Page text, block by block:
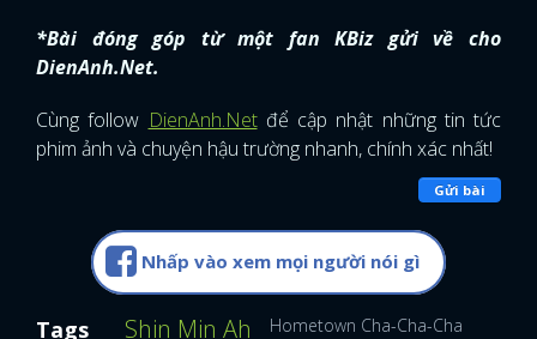
*Bài đóng góp từ một fan KBiz gửi về cho
DienAnh.Net.
Cùng follow DienAnh.Netđể cập nhật những tin tức
phim ảnh và chuyện hậu trường nhanh, chính xác nhất!
Gửi bài
Nhấp vào xem mọi người nói gì
Tags Shin Min Ah Hometown Cha-Cha-Cha